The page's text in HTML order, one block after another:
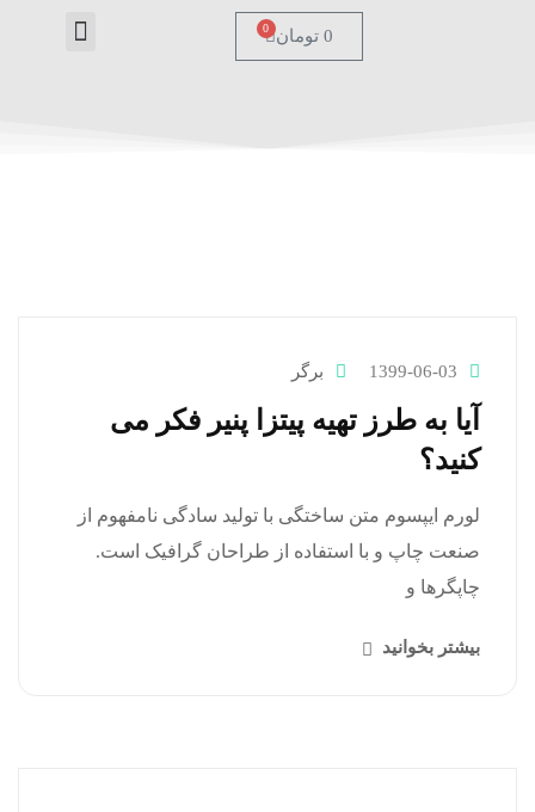
0 تومان 0
1399-06-03 برگر
آیا به طرز تهیه پیتزا پنیر فکر می
کنید؟
لورم ایپسوم متن ساختگی با تولید سادگی نامفهوم از
صنعت چاپ و با استفاده از طراحان گرافیک است.
چاپگرها و
بیشتر بخوانید